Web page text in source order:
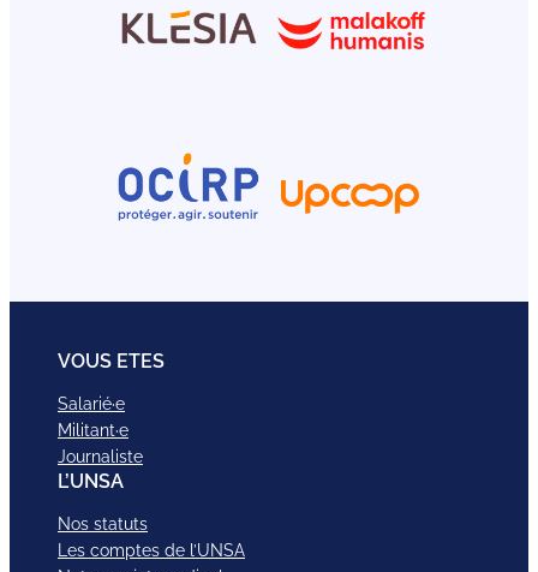
VOUS ETES
Salarié·e
Militant·e
Journaliste
L’UNSA
Nos statuts
Les comptes de l’UNSA